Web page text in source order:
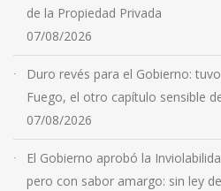
de la Propiedad Privada
07/08/2026
Duro revés para el Gobierno:
Fuego, el otro capítulo sensible
07/08/2026
El Gobierno aprobó la
pero con sabor amargo: sin ley